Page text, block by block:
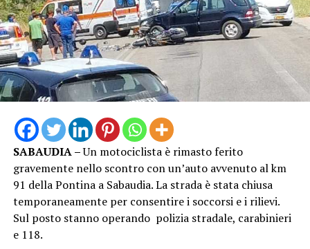
SABAUDIA –Un motociclista è rimasto ferito
gravemente nello scontro con un’auto avvenuto al km
91 della Pontina a Sabaudia. La strada è stata chiusa
temporaneamente per consentire i soccorsi e i rilievi.
Sul posto stanno operando polizia stradale, carabinieri
e 118.